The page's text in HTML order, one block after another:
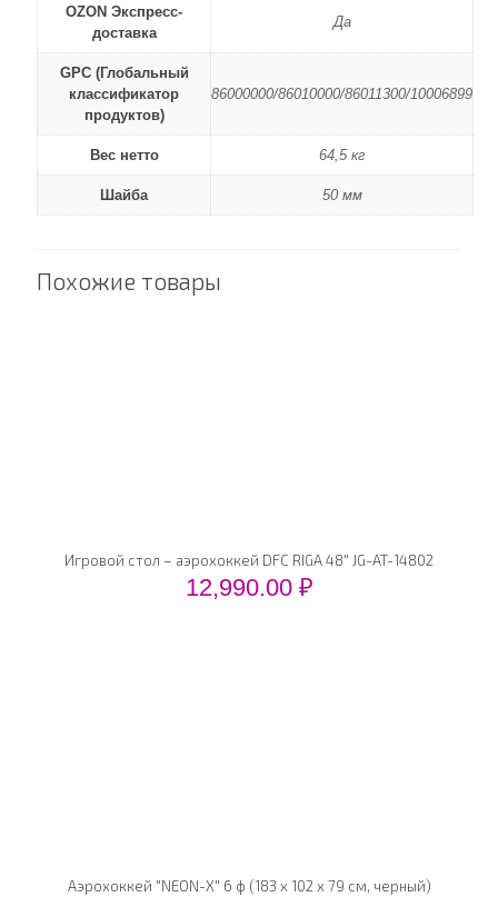
OZON Экспресс-
доставка
Да
GPC (Глобальный
классификатор
продуктов)
86000000/86010000/86011300/10006899
Вес нетто 64,5 кг
Шайба 50 мм
Похожие товары
Игровой стол – аэрохоккей DFC RIGA 48" JG-AT-14802
12,990.00 ₽
Аэрохоккей "NEON-X" 6 ф (183 х 102 х 79 см, черный)